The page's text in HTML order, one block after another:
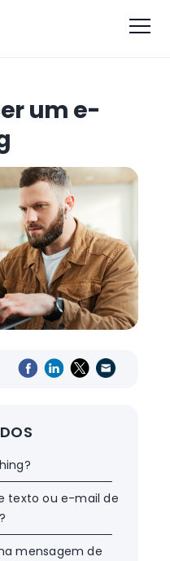
um e-
texto ou e-mail de
mensagem de